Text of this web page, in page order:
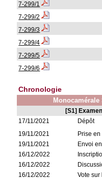
7-299/1
7-299/2
7-299/3
7-299/4
7-299/5
7-299/6
Chronologie
Monocamérale
[S1]
17/11/2021
Dépôt
19/11/2021
Prise
19/11/2021
Envoi
16/12/2022
16/12/2022
16/12/2022
Vote